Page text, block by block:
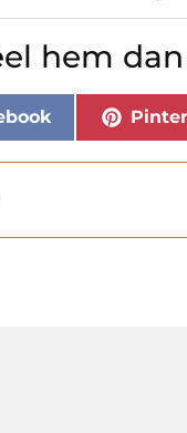
hem